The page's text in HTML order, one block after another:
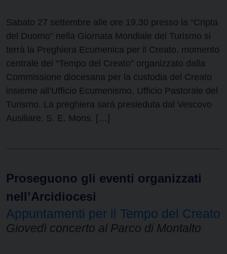
Sabato 27 settembre alle ore 19,30 presso la “Cripta
del Duomo” nella Giornata Mondiale del Turismo si
terrà la Preghiera Ecumenica per il Creato, momento
centrale del “Tempo del Creato” organizzato dalla
Commissione diocesana per la custodia del Creato
insieme all’Ufficio Ecumenismo, Ufficio Pastorale del
Turismo. La preghiera sarà presieduta dal Vescovo
Ausiliare, S. E. Mons. […]
Proseguono gli eventi organizzati
nell’Arcidiocesi
Appuntamenti per il Tempo del Creato
Giovedì concerto al Parco di Montalto